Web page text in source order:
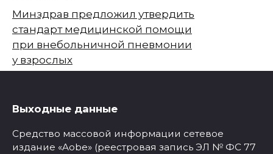
Минздрав предложил утвердить
стандарт медицинской помощи
при внебольничной пневмонии
у взрослых
Выходные данные
Средство массовой информации сетевое
издание «Aobe» (реестровая запись ЭЛ № ФС 77